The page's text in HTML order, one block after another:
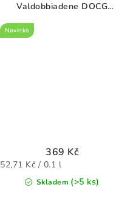
Valdobbiadene DOCG
Novinka
Skladem (>5 ks)
369 Kč
Měrná
52,71 Kč / 0.1 l